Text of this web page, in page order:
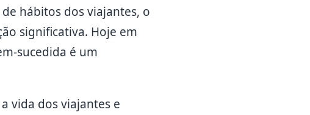
hábitos dos viajantes, o
significativa. Hoje em
sucedida é um
vida dos viajantes e